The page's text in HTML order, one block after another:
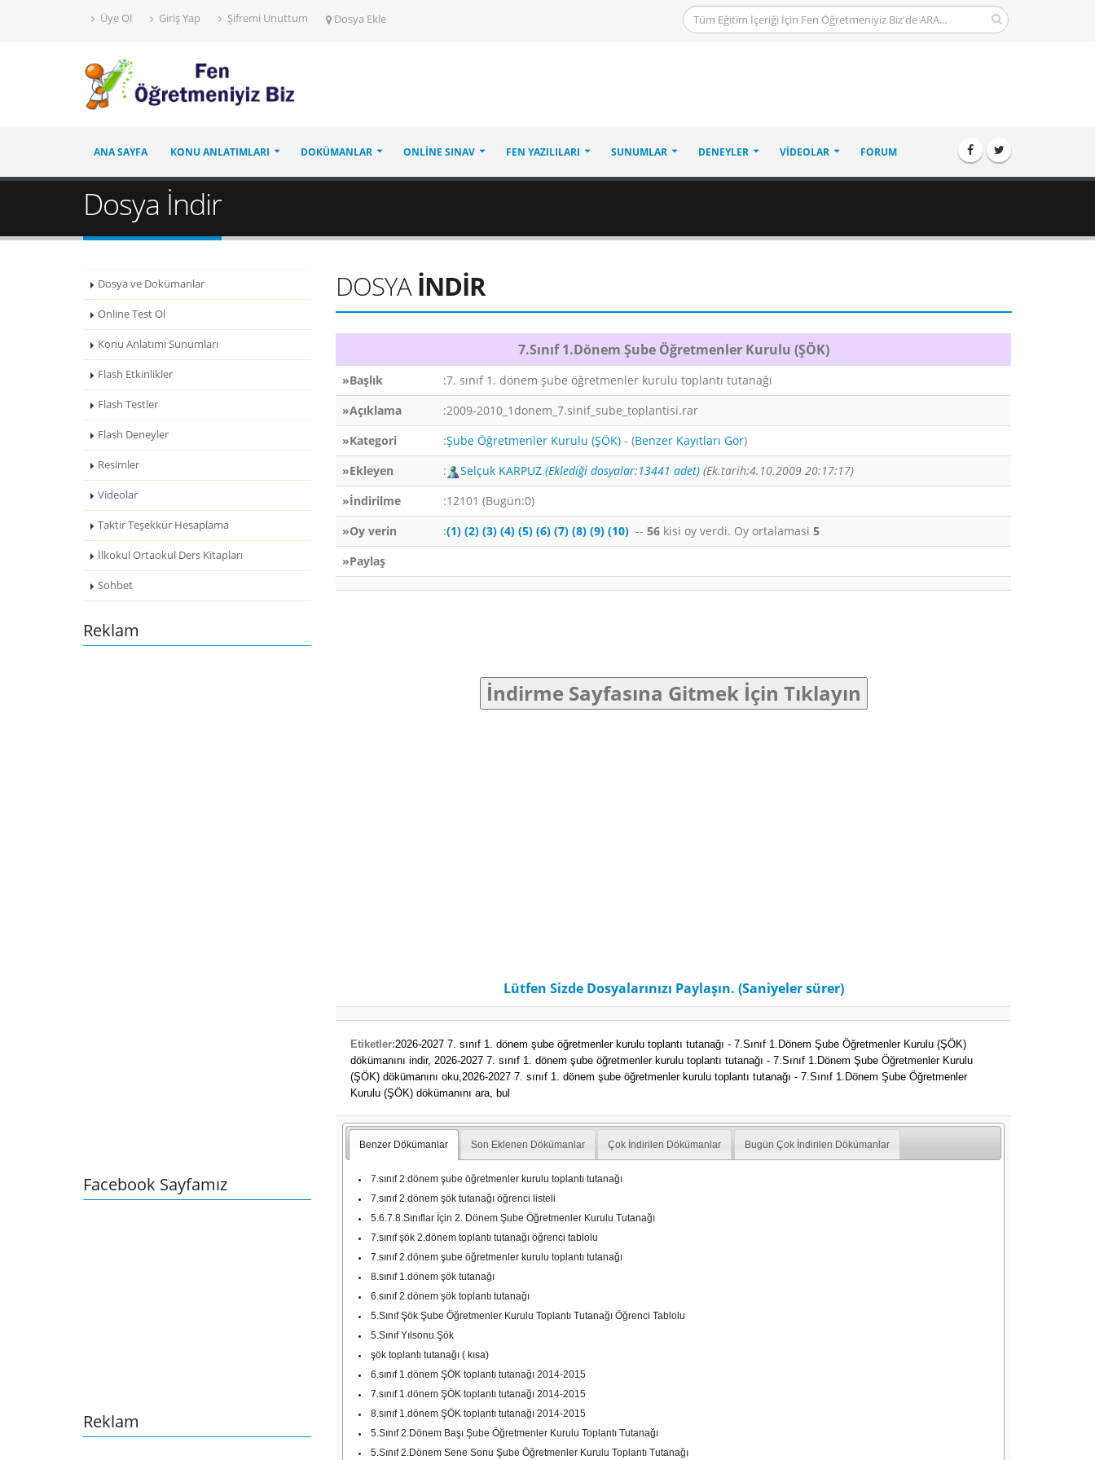
Üye Ol Giriş Yap Şifremi Unuttum Dosya Ekle
ANA SAYFA KONU ANLATIMLARI DOKÜMANLAR ONLINE SINAV FEN YAZILILARI SUNUMLAR DENEYLER VIDEOLAR FORUM
Dosya İndir
Dosya ve Dokümanlar
Online Test Ol
Konu Anlatımı Sunumları
Flash Etkinlikler
Flash Testler
Flash Deneyler
Resimler
Videolar
Taktir Teşekkür Hesaplama
İlkokul Ortaokul Ders Kitapları
Sohbet
Reklam
Facebook Sayfamız
Reklam
DOSYAİNDİR
7.Sınıf 1.Dönem Şube Öğretmenler Kurulu (ŞÖK)
»Başlık
:7. sınıf 1. dönem şube öğretmenler kurulu toplantı tutanağı
»Açıklama
:2009-2010_1donem_7.sinif_sube_toplantisi.rar
»Kategori
:Şube Öğretmenler Kurulu (ŞÖK) - (Benzer Kayıtları Gör)
»Ekleyen
: Selçuk KARPUZ (Eklediği dosyalar:13441 adet) (Ek.tarih:4.10.2009 20:17:17)
»İndirilme
:12101 (Bugün:0)
»Oy verin
:(1) (2) (3) (4) (5) (6) (7) (8) (9) (10) --56 kisi oy verdi. Oy ortalamasi5
»Paylaş
Lütfen Sizde Dosyalarınızı Paylaşın. (Saniyeler sürer)
Etiketler:2026-2027 7. sınıf 1. dönem şube öğretmenler kurulu toplantı tutanağı - 7.Sınıf 1.Dönem Şube Öğretmenler Kurulu (ŞÖK)
dökümanını indir,2026-2027 7. sınıf 1. dönem şube öğretmenler kurulu toplantı tutanağı - 7.Sınıf 1.Dönem Şube Öğretmenler Kurulu
(ŞÖK) dökümanını oku,2026-2027 7. sınıf 1. dönem şube öğretmenler kurulu toplantı tutanağı - 7.Sınıf 1.Dönem Şube Öğretmenler
Kurulu (ŞÖK) dökümanını ara, bul
Benzer Dökümanlar Son Eklenen Dökümanlar Çok İndirilen Dökümanlar Bugün Çok İndirilen Dökümanlar
7.sınıf 2.dönem şube öğretmenler kurulu toplantı tutanağı
7.sınıf 2.dönem şök tutanağı öğrenci listeli
5.6.7.8.Sınıflar İçin 2. Dönem Şube Öğretmenler Kurulu Tutanağı
7.sınıf şök 2.dönem toplantı tutanağı öğrenci tablolu
7.sınıf 2.dönem şube öğretmenler kurulu toplantı tutanağı
8.sınıf 1.dönem şök tutanağı
6.sınıf 2.dönem şök toplantı tutanağı
5.Sınıf Şök Şube Öğretmenler Kurulu Toplantı Tutanağı Öğrenci Tablolu
5.Sınıf Yılsonu Şök
şök toplantı tutanağı ( kısa)
6.sınıf 1.dönem ŞÖK toplantı tutanağı 2014-2015
7.sınıf 1.dönem ŞÖK toplantı tutanağı 2014-2015
8.sınıf 1.dönem ŞÖK toplantı tutanağı 2014-2015
5.Sınıf 2.Dönem Başı Şube Öğretmenler Kurulu Toplantı Tutanağı
5.Sınıf 2.Dönem Sene Sonu Şube Öğretmenler Kurulu Toplantı Tutanağı